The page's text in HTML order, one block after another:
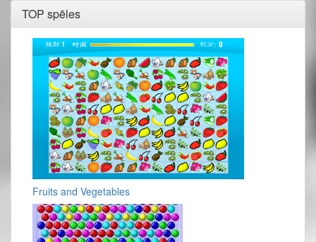
TOP spēles
Fruits and Vegetables